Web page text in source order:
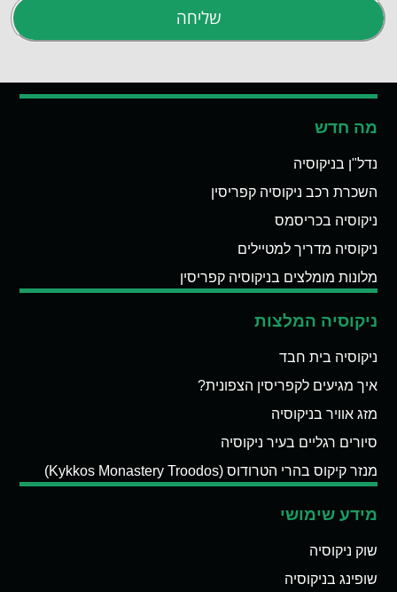
שליחה
מה חדש
נדל"ן בניקוסיה
השכרת רכב ניקוסיה קפריסין
ניקוסיה בכריסמס
ניקוסיה מדריך למטיילים
מלונות מומלצים בניקוסיה קפריסין
ניקוסיה המלצות
ניקוסיה בית חבד
איך מגיעים לקפריסין הצפונית?
מזג אוויר בניקוסיה
סיורים רגליים בעיר ניקוסיה
מנזר קיקוס בהרי הטרודוס (Kykkos Monastery Troodos)
מידע שימושי
שוק ניקוסיה
שופינג בניקוסיה